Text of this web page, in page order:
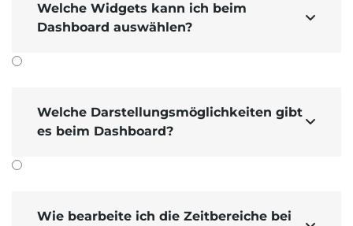
Produkten der gleichen Steuer­gruppe)
gekauft wird.
Welche Widgets kann ich beim
Dashboard auswählen?

Welche Darstellungsmöglichkeiten gibt
es beim Dashboard?

Wie bearbeite ich die Zeitbereiche bei